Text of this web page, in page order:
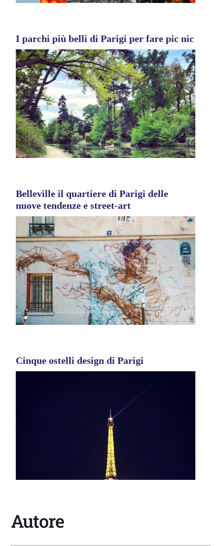
I parchi più belli di Parigi per fare pic nic
Belleville il quartiere di Parigi delle
nuove tendenze e street-art
Cinque ostelli design di Parigi
Autore